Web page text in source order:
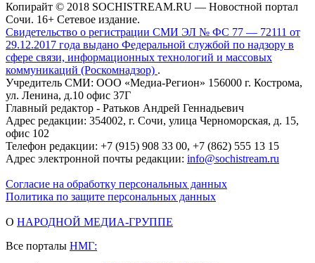
Копирайт © 2018 SOCHISTREAM.RU — Новостной портал
Сочи. 16+ Сетевое издание.
Свидетельство о регистрации СМИ ЭЛ № ФС 77 — 72111 от
29.12.2017 года выдано Федеральной службой по надзору в
сфере связи, информационных технологий и массовых
коммуникаций (Роскомнадзор) .
Учредитель СМИ: ООО «Медиа-Регион» 156000 г. Кострома,
ул. Ленина, д.10 офис 37Г
Главный редактор - Ратьков Андрей Геннадьевич
Адрес редакции: 354002, г. Сочи, улица Черноморская, д. 15,
офис 102
Телефон редакции: +7 (915) 908 33 00, +7 (862) 555 13 15
Адрес электронной почты редакции: info@sochistream.ru
Согласие на обработку персональных данных
Политика по защите персональных данных
О НАРОДНОЙ МЕДИА-ГРУППЕ
Все порталы НМГ: